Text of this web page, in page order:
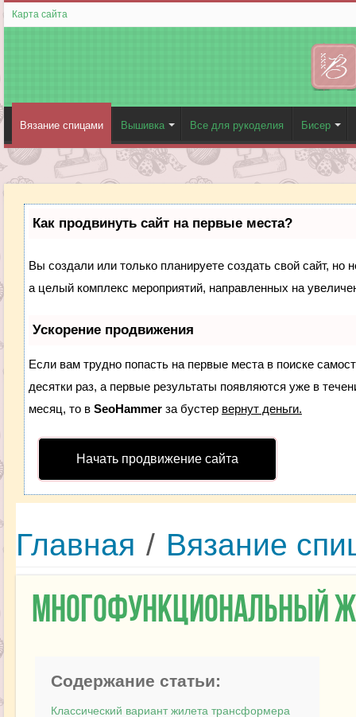
Карта сайта
Вязание спицами Вышивка Все для рукоделия Бисер
Как продвинуть сайт на первые места?
Вы создали или только планируете создать свой сайт, но
а целый комплекс мероприятий, направленных на
Ускорение продвижения
Если вам трудно попасть на первые места в поиске
десятки раз, а первые результаты появляются уже в
месяц, то в SeoHammerза бустер вернут деньги.
Начать продвижение сайта
Главная / Вязание
Многофункциональный
Содержание статьи:
Классический вариант жилета трансформера